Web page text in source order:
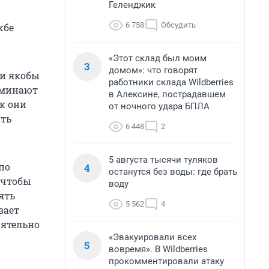
якобы
они
Геленджик
6 758 Обсудить
3
«Этот склад был моим
домом»: что говорят
работники склада Wildberries
в Алексине, пострадавшем
от ночного удара БПЛА
6 448 2
4
5 августа тысячи туляков
останутся без воды: где брать
воду
5 562 4
5
«Эвакуировали всех
вовремя». В Wildberries
прокомментировали атаку